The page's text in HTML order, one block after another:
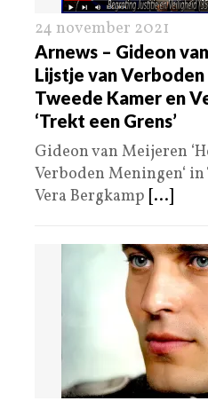
24 november 2021
Arnews – Gideon
Lijstje van Verboden
Tweede Kamer en
‘Trekt een Grens’
Gideon van Meijeren
Verboden Meningen‘ in
Vera Bergkamp [...]